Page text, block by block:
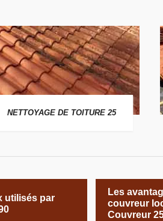
NETTOYAGE DE TOITURE 25
utilisés par
Les
couvreur
Couvreur